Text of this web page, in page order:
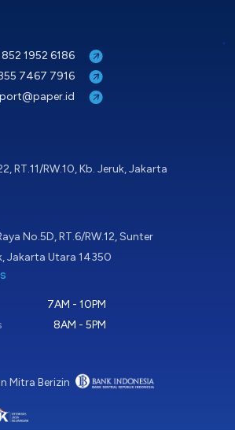
1952 6186
7467 7916
RT.11/RW.10, Kb. Jeruk, Jakarta
No.5D, RT.6/RW.12, Sunter
Jakarta Utara 14350
7AM - 10PM
8AM - 5PM
Mitra Berizin